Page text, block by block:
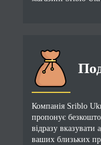
Компанія Sriblo
пропонує
відразу вказувати
ваших близьких